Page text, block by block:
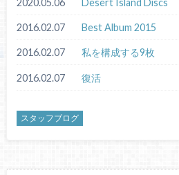
2016.02.07 Best Album 2015
2016.02.07 私を構成する9枚
2016.02.07 復活
スタッフブログ